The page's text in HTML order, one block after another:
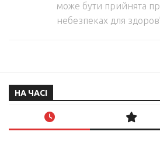
може бути прийнята
небезпеках для
НА ЧАСІ